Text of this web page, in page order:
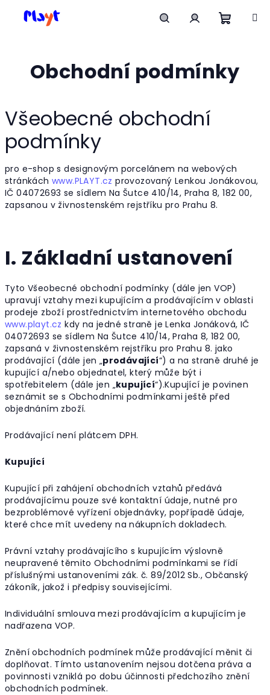
košík
Obchodní podmínky
Všeobecné obchodní
podmínky
pro e-shop s designovým porcelánem na webových
stránkáchwww.PLAYT.cz provozovaný Lenkou Jonákovou,
IČ 04072693 se sídlem Na Šutce 410/14, Praha 8, 182 00,
zapsanou v živnostenském rejstříku pro Prahu 8.
I. Základní ustanovení
Tyto Všeobecné obchodní podmínky (dále jen VOP)
upravují vztahy mezi kupujícím a prodávajícím v oblasti
prodeje zboží prostřednictvím internetového obchodu
www.playt.cz kdy na jedné straně je Lenka Jonáková, IČ
04072693 se sídlem Na Šutce 410/14, Praha 8, 182 00,
zapsaná v živnostenském rejstříku pro Prahu 8. jako
prodávající (dále jen „prodávající“) a na straně druhé je
kupující a/nebo objednatel, který může být i
spotřebitelem (dále jen „kupující“).Kupující je povinen
seznámit se s Obchodními podmínkami ještě před
objednáním zboží.
Prodávající není plátcem DPH.
Kupující
Kupující při zahájení obchodních vztahů předává
prodávajícímu pouze své kontaktní údaje, nutné pro
bezproblémové vyřízení objednávky, popřípadě údaje,
které chce mít uvedeny na nákupních dokladech.
Právní vztahy prodávajícího s kupujícím výslovně
neupravené těmito Obchodními podmínkami se řídí
příslušnými ustanoveními zák. č. 89/2012 Sb., Občanský
zákoník, jakož i předpisy souvisejícími.
Individuální smlouva mezi prodávajícím a kupujícím je
nadřazena VOP.
Znění obchodních podmínek může prodávající měnit či
doplňovat. Tímto ustanovením nejsou dotčena práva a
povinnosti vzniklá po dobu účinnosti předchozího znění
obchodních podmínek.